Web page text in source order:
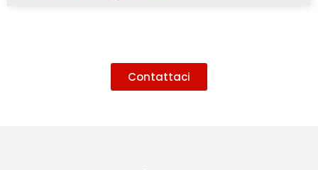
Contattaci